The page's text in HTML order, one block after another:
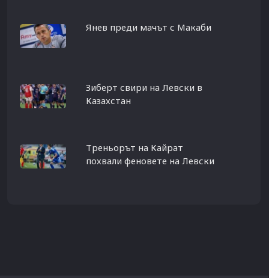
Янев преди мачът с Макаби
Зиберт свири на Левски в
Казахстан
Треньорът на Кайрат
похвали феновете на Левски